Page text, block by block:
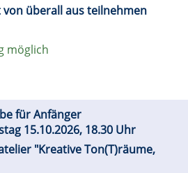
überall aus teilnehmen
möglich
für Anfänger
15.10.2026, 18.30 Uhr
"Kreative Ton(T)räume,